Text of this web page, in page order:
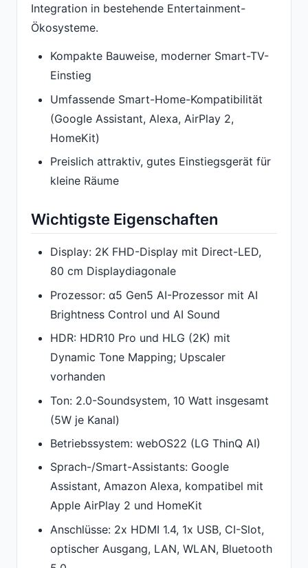
Integration in bestehende Entertainment-
Ökosysteme.
Kompakte Bauweise, moderner Smart-TV-
Einstieg
Umfassende Smart-Home-Kompatibilität
(Google Assistant, Alexa, AirPlay 2,
HomeKit)
Preislich attraktiv, gutes Einstiegsgerät für
kleine Räume
Wichtigste Eigenschaften
Display: 2K FHD-Display mit Direct-LED,
80 cm Displaydiagonale
Prozessor: α5 Gen5 AI-Prozessor mit AI
Brightness Control und AI Sound
HDR: HDR10 Pro und HLG (2K) mit
Dynamic Tone Mapping; Upscaler
vorhanden
Ton: 2.0-Soundsystem, 10 Watt insgesamt
(5W je Kanal)
Betriebssystem: webOS22 (LG ThinQ AI)
Sprach-/Smart-Assistants: Google
Assistant, Amazon Alexa, kompatibel mit
Apple AirPlay 2 und HomeKit
Anschlüsse: 2x HDMI 1.4, 1x USB, CI-Slot,
optischer Ausgang, LAN, WLAN, Bluetooth